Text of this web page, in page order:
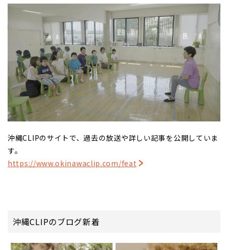
沖縄CLIPのサイトで、過去の放送や詳しい記事を公開していま
す。
https://www.okinawaclip.com/feat
沖縄CLIPのブログ新着